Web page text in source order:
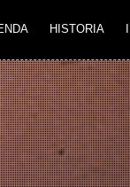
HISTORIA